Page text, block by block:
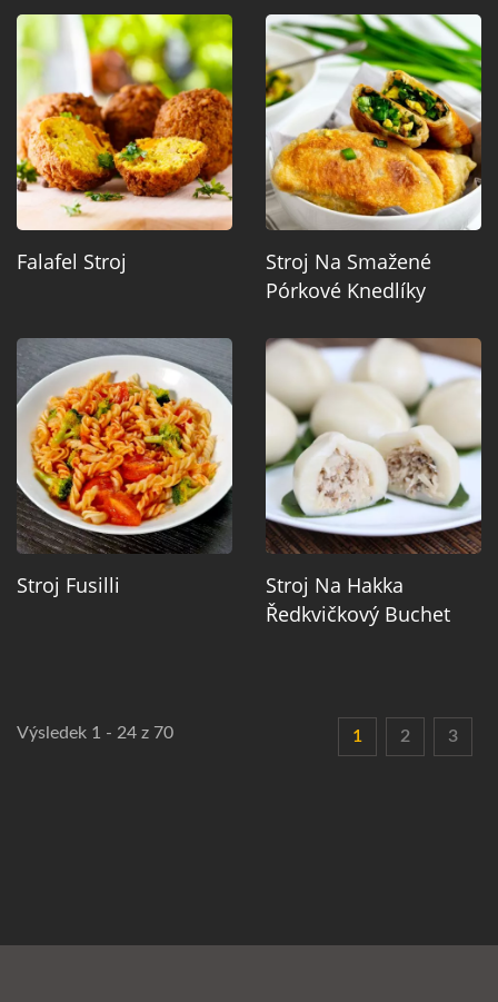
Falafel Stroj
Stroj Na Smažené
Pórkové Knedlíky
Stroj Fusilli
Stroj Na Hakka
Ředkvičkový Buchet
Výsledek 1 - 24 z 70 1 2 3